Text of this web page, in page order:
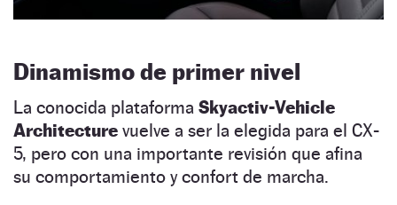
Dinamismo de primer nivel
La conocida plataforma Skyactiv-Vehicle
Architecture vuelve a ser la elegida para el CX-
5, pero con una importante revisión que afina
su comportamiento y confort de marcha.